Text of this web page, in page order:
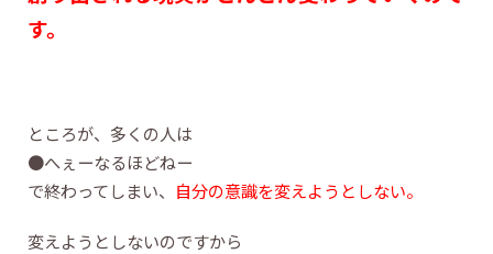
す。
ところが、多くの人は
●へぇーなるほどねー
で終わってしまい、 自分の意識を変えようとしない。
変えようとしないのですから